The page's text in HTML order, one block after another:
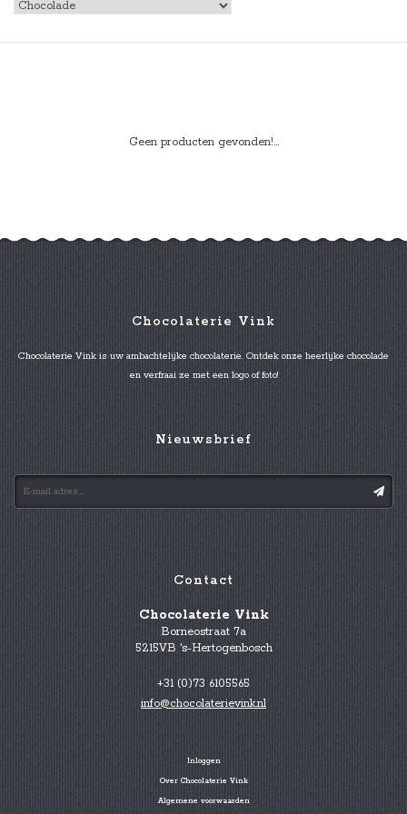
Geen producten gevonden!...
Chocolaterie Vink
Chocolaterie Vink is uw ambachtelijke chocolaterie. Ontdek onze heerlijke chocolade
en verfraai ze met een logo of foto!
Nieuwsbrief
Contact
Chocolaterie Vink
Borneostraat 7a
5215VB 's-Hertogenbosch
+31 (0)73 6105565
info@chocolaterievink.nl
Inloggen
Over Chocolaterie Vink
Algemene voorwaarden